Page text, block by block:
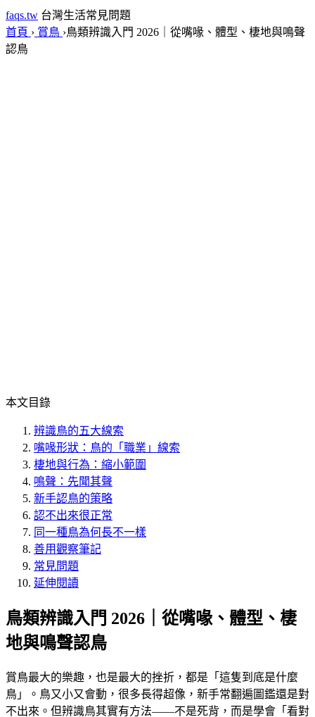
faqs.tw 台灣生活常見問題
首頁 › 賞鳥 ›鳥類辨識入門 2026｜從嘴喙、體型、棲地與鳴聲
認鳥
本文目錄
辨識鳥的五大線索
嘴喙形狀：鳥的「職業」線索
棲地與行為：縮小範圍
鳴聲：先聞其聲
新手認鳥的策略
認不出來很正常
同一種鳥為何長不一樣
善用觀察筆記
常見問題
延伸閱讀
鳥類辨識入門 2026｜從嘴喙、體型、棲
地與鳴聲認鳥
賞鳥最大的樂趣，也是最大的挫折，都是「這隻到底是什麼
鳥」。鳥又小又會動，很多長得超像，新手常翻遍圖鑑還是對
不出來。但辨識鳥其實有方法——不是死背，而是學會「 看對